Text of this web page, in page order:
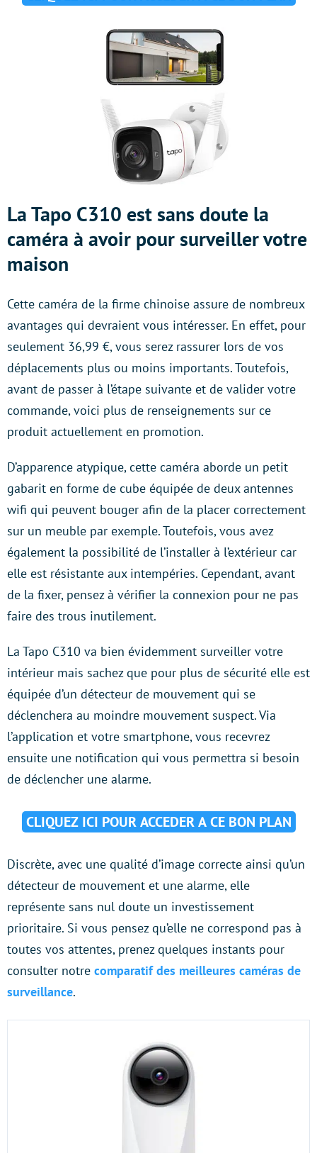
La Tapo C310 est sans doute la
caméra à avoir pour surveiller votre
maison
Cette caméra de la firme chinoise assure de nombreux
avantages qui devraient vous intéresser. En effet, pour
seulement 36,99 €, vous serez rassurer lors de vos
déplacements plus ou moins importants. Toutefois,
avant de passer à l’étape suivante et de valider votre
commande, voici plus de renseignements sur ce
produit actuellement en promotion.
D’apparence atypique, cette caméra aborde un petit
gabarit en forme de cube équipée de deux antennes
wifi qui peuvent bouger afin de la placer correctement
sur un meuble par exemple. Toutefois, vous avez
également la possibilité de l’installer à l’extérieur car
elle est résistante aux intempéries. Cependant, avant
de la fixer, pensez à vérifier la connexion pour ne pas
faire des trous inutilement.
La Tapo C310 va bien évidemment surveiller votre
intérieur mais sachez que pour plus de sécurité elle est
équipée d’un détecteur de mouvement qui se
déclenchera au moindre mouvement suspect. Via
l’application et votre smartphone, vous recevrez
ensuite une notification qui vous permettra si besoin
de déclencher une alarme.
CLIQUEZ ICI POUR ACCEDER A CE BON PLAN
Discrète, avec une qualité d’image correcte ainsi qu’un
détecteur de mouvement et une alarme, elle
représente sans nul doute un investissement
prioritaire. Si vous pensez qu’elle ne correspond pas à
toutes vos attentes, prenez quelques instants pour
consulter notre comparatif des meilleures caméras de
surveillance.